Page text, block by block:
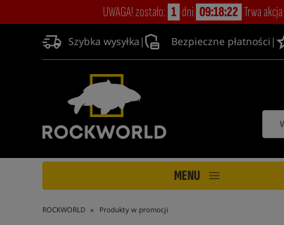
UWAGA! zostało: 1 dni 09:18:21 Trwa akcja
Szybka wysyłka | Bezpieczne płatności |
MENU
ROCKWORLD Produkty w promocji